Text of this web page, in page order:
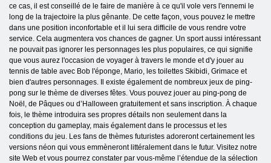
ce cas, il est conseillé de le faire de manière à ce qu'il vole vers l'ennemi le
long de la trajectoire la plus gênante. De cette façon, vous pouvez le mettre
dans une position inconfortable et il lui sera difficile de vous rendre votre
service. Cela augmentera vos chances de gagner. Un sport aussi intéressant
ne pouvait pas ignorer les personnages les plus populaires, ce qui signifie
que vous aurez l'occasion de voyager à travers le monde et d'y jouer au
tennis de table avec Bob l'éponge, Mario, les toilettes Skibidi, Grimace et
bien d'autres personnages. Il existe également de nombreux jeux de ping-
pong sur le thème de diverses fêtes. Vous pouvez jouer au ping-pong de
Noël, de Pâques ou d’Halloween gratuitement et sans inscription. À chaque
fois, le thème introduira ses propres détails non seulement dans la
conception du gameplay, mais également dans le processus et les
conditions du jeu. Les fans de thèmes futuristes adoreront certainement les
versions néon qui vous emmèneront littéralement dans le futur. Visitez notre
site Web et vous pourrez constater par vous-même l’étendue de la sélection